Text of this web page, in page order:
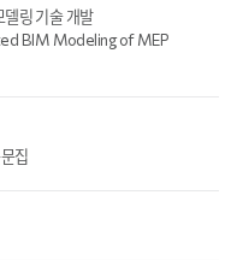
링 기술 개발
BIM Modeling of MEP
집